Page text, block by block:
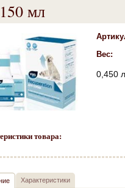
мл
Вес:
0,450 л
товара:
Характеристики